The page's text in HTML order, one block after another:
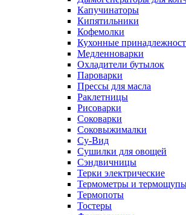
Капучинаторы
Кипятильники
Кофемолки
Кухонные
Медленноварки
Охладители бутылок
Пароварки
Прессы для масла
Раклетницы
Рисоварки
Соковарки
Соковыжималки
Су-Вид
Сушилки для овощей
Сэндвичницы
Терки электрические
Термометры и
Термопоты
Тостеры